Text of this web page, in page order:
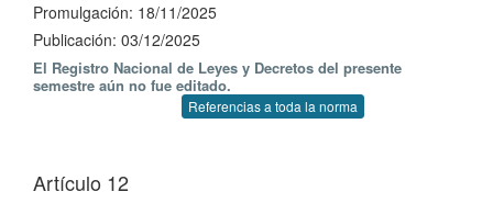
Promulgación: 18/11/2025
Publicación: 03/12/2025
El Registro Nacional de Leyes y Decretos del presente
semestre aún no fue editado.
Referencias a toda la norma
Artículo 12